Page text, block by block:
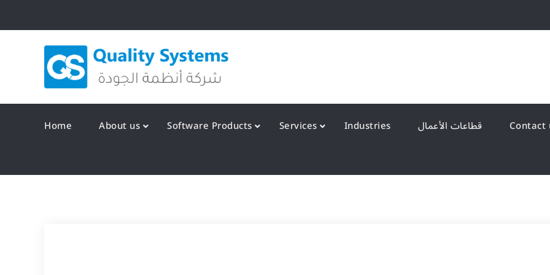
to
Home About us Software Products Services Industries قطاعات الأعمال